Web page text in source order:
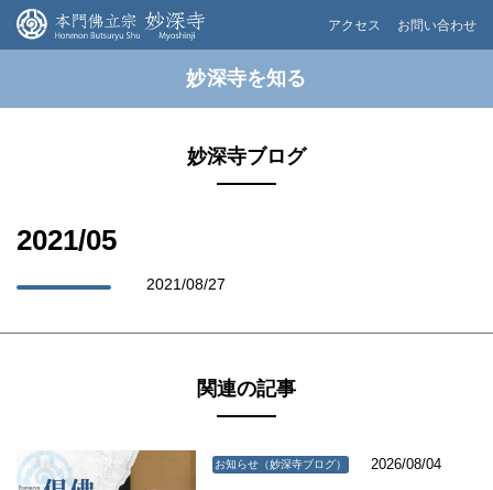
アクセス お問い合わせ
妙深寺を知る
妙深寺ブログ
2021/05
2021/08/27
関連の記事
お知らせ（妙深寺ブログ） 2026/08/04